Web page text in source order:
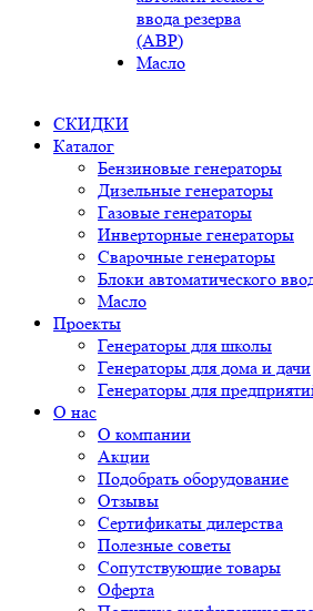
ввода резерва
(АВР)
Масло
СКИДКИ
Каталог
Бензиновые генераторы
Дизельные генераторы
Газовые генераторы
Инверторные генераторы
Сварочные генераторы
Блоки автоматического
Масло
Проекты
Генераторы для школы
Генераторы для дома и дачи
Генераторы для
О нас
О компании
Акции
Подобрать оборудование
Отзывы
Сертификаты дилерства
Полезные советы
Сопутствующие товары
Оферта